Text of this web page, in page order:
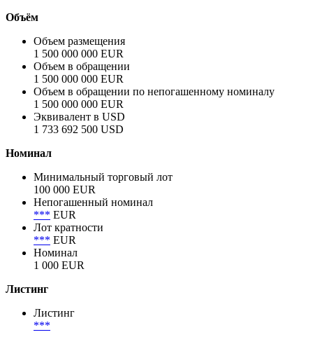
Объём
Объем размещения
1 500 000 000 EUR
Объем в обращении
1 500 000 000 EUR
Объем в обращении по непогашенному номиналу
1 500 000 000 EUR
Эквивалент в USD
1 733 692 500 USD
Номинал
Минимальный торговый лот
100 000 EUR
Непогашенный номинал
*** EUR
Лот кратности
*** EUR
Номинал
1 000 EUR
Листинг
Листинг
***